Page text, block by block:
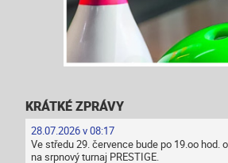
KRÁTKÉ ZPRÁVY
28.07.2026 v 08:17
Ve středu 29. července bude po 19.oo hod.
na srpnový turnaj PRESTIGE.